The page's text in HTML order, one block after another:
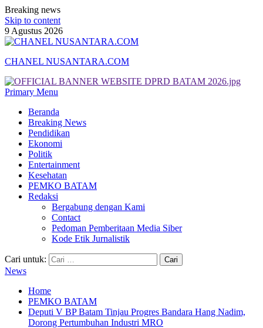
Breaking news
Skip to content
9 Agustus 2026
CHANEL NUSANTARA.COM
Primary Menu
Beranda
Breaking News
Pendidikan
Ekonomi
Politik
Entertainment
Kesehatan
PEMKO BATAM
Redaksi
Bergabung dengan Kami
Contact
Pedoman Pemberitaan Media Siber
Kode Etik Jurnalistik
Cari untuk:
News
Home
PEMKO BATAM
Deputi V BP Batam Tinjau Progres Bandara Hang Nadim,
Dorong Pertumbuhan Industri MRO